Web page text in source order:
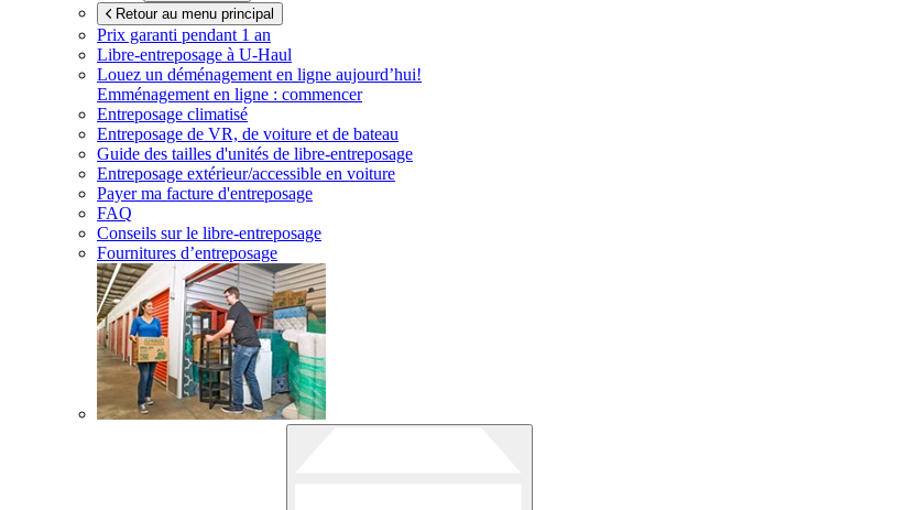
Retour au menu principal
Prix garanti pendant 1 an
Libre-entreposage à U-Haul
Louez un déménagement en ligne aujourd’hui!
Emménagement en ligne : commencer
Entreposage climatisé
Entreposage de VR, de voiture et de bateau
Guide des tailles d'unités de libre-entreposage
Entreposage extérieur/accessible en voiture
Payer ma facture d'entreposage
FAQ
Conseils sur le libre-entreposage
Fournitures d’entreposage